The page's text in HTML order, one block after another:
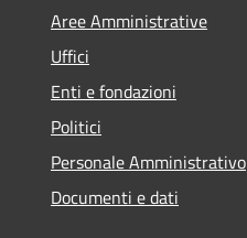
Aree Amministrative
Uffici
Enti e fondazioni
Politici
Personale Amministrativo
Documenti e dati